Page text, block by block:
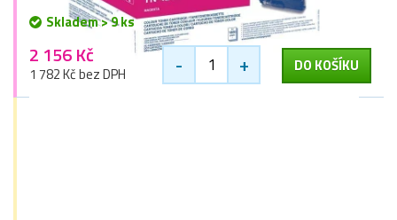
Skladem > 9 ks
2 156 Kč
1 782 Kč bez DPH - + DO KOŠÍKU